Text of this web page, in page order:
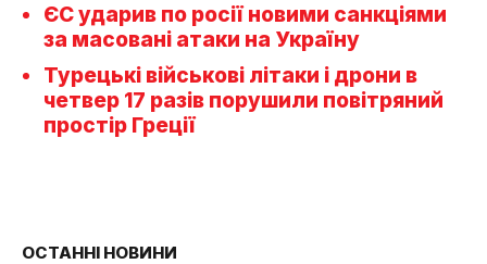
ЄС ударив по росії новими санкціями
за масовані атаки на Україну
Турецькі військові літаки і дрони в
четвер 17 разів порушили повітряний
простір Греції
ОСТАННІ НОВИНИ